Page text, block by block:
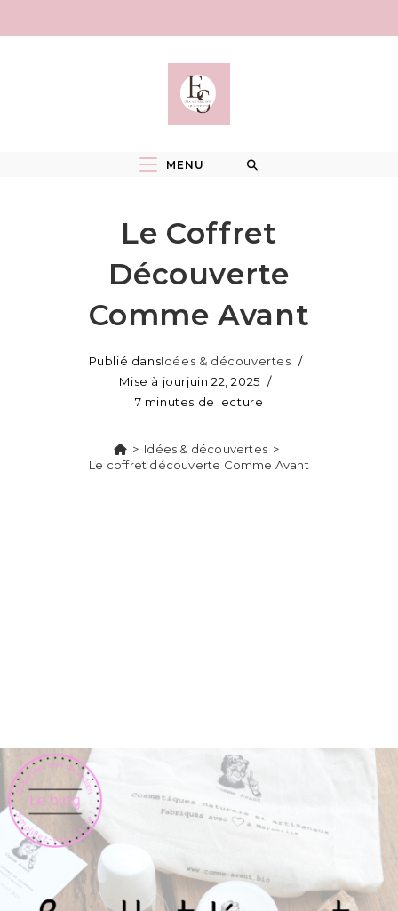
MENU
Le Coffret
Découverte
Comme Avant
Publié dansIdées & découvertes
Mise à jourjuin 22, 2025
7 minutes de lecture
> Idées & découvertes >
Le coffret découverte Comme Avant